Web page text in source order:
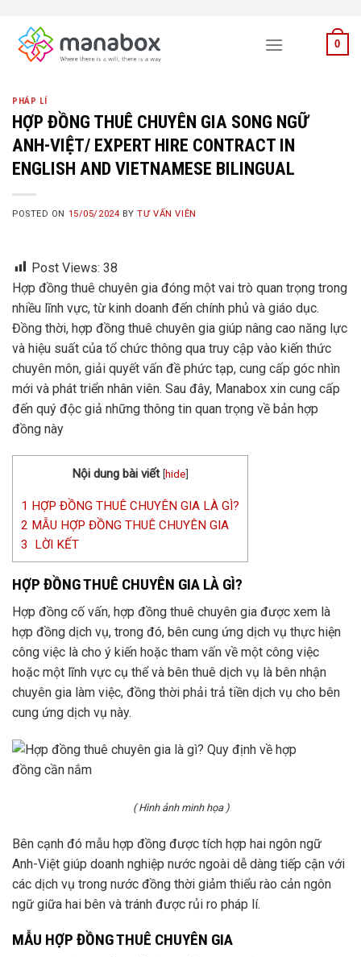
content
0
PHÁP LÍ
HỢP ĐỒNG THUÊ CHUYÊN GIA SONG NGỮ
ANH-VIỆT/ EXPERT HIRE CONTRACT IN
ENGLISH AND VIETNAMESE BILINGUAL
POSTED ON 15/05/2024 BYTƯ VẤN VIÊN
Post Views: 38
Hợp đồng thuê chuyên gia đóng một vai trò quan trọng trong
nhiều lĩnh vực, từ kinh doanh đến chính phủ và giáo dục.
Đồng thời, hợp đồng thuê chuyên gia giúp nâng cao năng lực
và hiệu suất của tổ chức thông qua truy cập vào kiến thức
chuyên môn, giải quyết vấn đề phức tạp, cung cấp góc nhìn
mới và phát triển nhân viên. Sau đây, Manabox xin cung cấp
đến quý độc giả những thông tin quan trọng về bản hợp
đồng này
Nội dung bài viết [hide]
1 HỢP ĐỒNG THUÊ CHUYÊN GIA LÀ GÌ?
2 MẪU HỢP ĐỒNG THUÊ CHUYÊN GIA
3
LỜI KẾT
HỢP ĐỒNG THUÊ CHUYÊN GIA LÀ GÌ?
Hợp đồng cố vấn, hợp đồng thuê chuyên gia được xem là
hợp đồng dịch vụ, trong đó, bên cung ứng dịch vụ thực hiện
công việc là cho ý kiến hoặc tham vấn về một công việc
hoặc một lĩnh vực cụ thể và bên thuê dịch vụ là bên nhận
chuyên gia làm việc, đồng thời phải trả tiền dịch vụ cho bên
cung ứng dịch vụ này.
( Hình ảnh minh họa )
Bên cạnh đó mẫu hợp đồng được tích hợp hai ngôn ngữ
Anh-Việt giúp doanh nghiệp nước ngoài dễ dàng tiếp cận với
các dịch vụ trong nước đồng thời giảm thiểu rào cản ngôn
ngữ giữa hai bên và tránh được rủi ro pháp lí.
MẪU HỢP ĐỒNG THUÊ CHUYÊN GIA